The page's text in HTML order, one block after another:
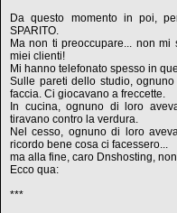
Da questo momento in poi,
SPARITO.
Ma non ti preoccupare... non
miei clienti!
Mi hanno telefonato spesso in
Sulle pareti dello studio,
faccia. Ci giocavano a freccette.
In cucina, ognuno di loro
tiravano contro la verdura.
Nel cesso, ognuno di loro
ricordo bene cosa ci facessero...
ma alla fine, caro Dnshosting,
Ecco qua:
***